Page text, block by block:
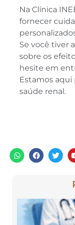
Na Clínica
fornecer
Se você tiver
sobre os
hesite em
Estamos aqui
saúde renal.